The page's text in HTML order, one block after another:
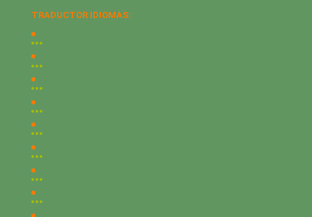
TRADUCTOR IDIOMAS: